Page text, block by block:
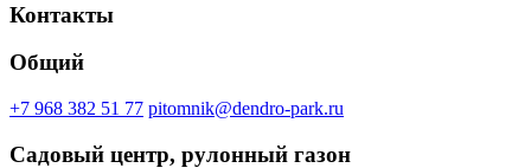
Контакты
Общий
+7 968 382 51 77 pitomnik@dendro-park.ru
Садовый центр, рулонный газон